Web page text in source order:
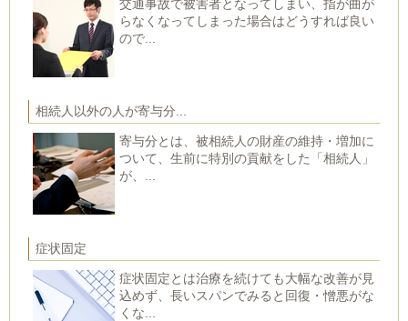
交通事故で被害者となってしまい、指が曲が
らなくなってしまった場合はどうすれば良い
ので...
相続人以外の人が寄与分...
寄与分とは、被相続人の財産の維持・増加に
ついて、生前に特別の貢献をした「相続人」
が、...
症状固定
症状固定とは治療を続けても大幅な改善が見
込めず、長いスパンでみると回復・憎悪がな
くな...